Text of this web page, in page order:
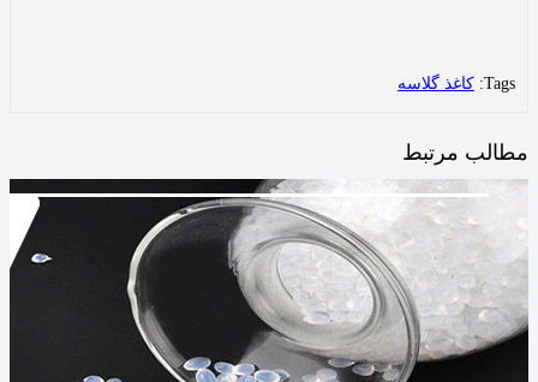
Tags: کاغذ گلاسه
مطالب مرتبط